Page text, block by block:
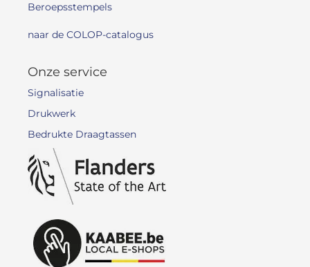
Beroepsstempels
naar de COLOP-catalogus
Onze service
Signalisatie
Drukwerk
Bedrukte Draagtassen